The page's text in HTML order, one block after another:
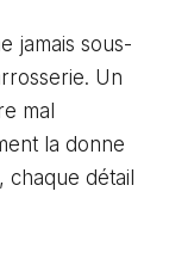
jamais sous-
Un
mal
la donne
chaque détail